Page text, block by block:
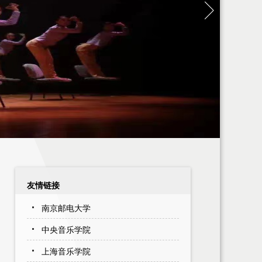
友情链接
南京邮电大学
​中央音乐学院
上海音乐学院